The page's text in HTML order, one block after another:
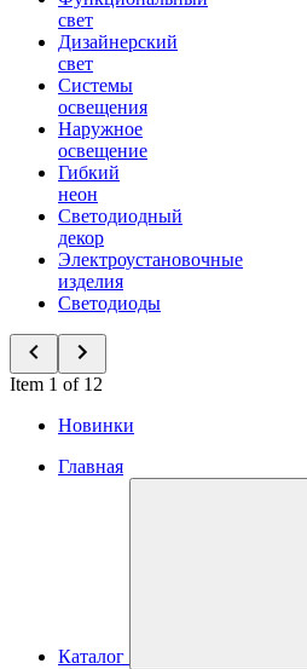
свет
Дизайнерский
свет
Системы
освещения
Наружное
освещение
Гибкий
неон
Светодиодный
декор
Электроустановочные
изделия
Светодиоды
Item 1 of 12
Новинки
Главная
Каталог